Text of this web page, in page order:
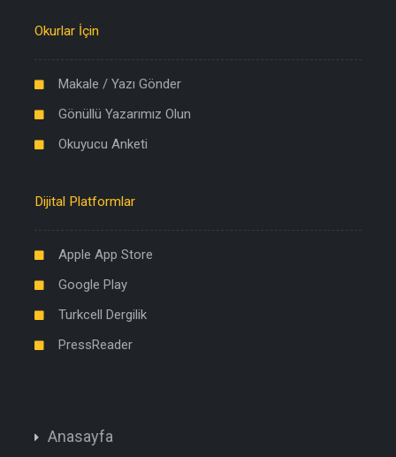
Okurlar İçin
Makale / Yazı Gönder
Gönüllü Yazarımız Olun
Okuyucu Anketi
Dijital Platformlar
Apple App Store
Google Play
Turkcell Dergilik
PressReader
Anasayfa